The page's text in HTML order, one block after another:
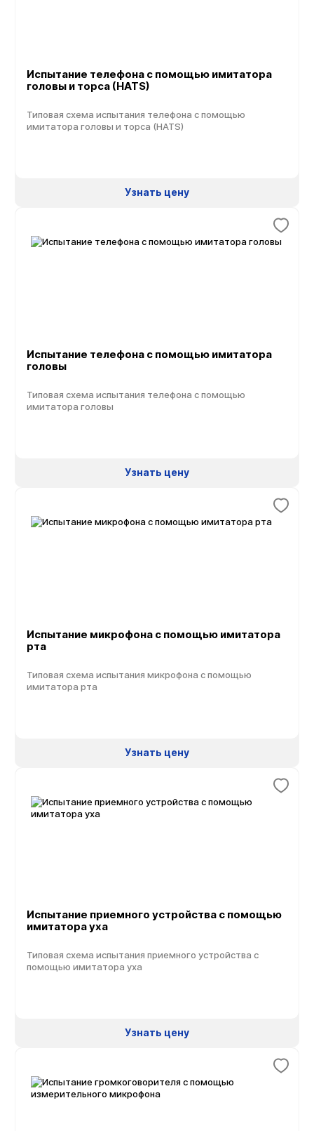
Испытание телефона с помощью имитатора
головы и торса (HATS)
Типовая схема испытания телефона с помощью
имитатора головы и торса (HATS)
Узнать цену
Испытание телефона с помощью имитатора
головы
Типовая схема испытания телефона с помощью
имитатора головы
Узнать цену
Испытание микрофона с помощью имитатора
рта
Типовая схема испытания микрофона с помощью
имитатора рта
Узнать цену
Испытание приемного устройства с помощью
имитатора уха
Типовая схема испытания приемного устройства с
помощью имитатора уха
Узнать цену